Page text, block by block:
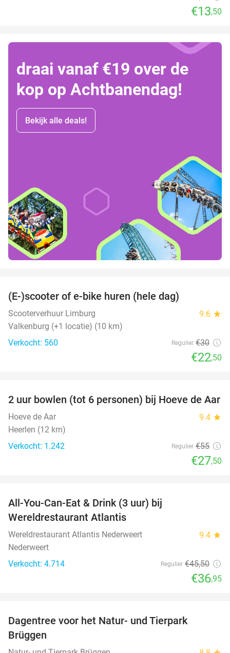
€13,50
draai vanaf €19 over de
kop op Achtbanendag!
Bekijk alle deals!
(E-)scooter of e-bike huren (hele dag)
Scooterverhuur Limburg 9.6 star
Valkenburg (+1 locatie) (10 km)
Verkocht: 560
Regulier €30
€22,50
50%
2 uur bowlen (tot 6 personen) bij Hoeve de Aar
Hoeve de Aar 9.4 star
Heerlen (12 km)
Verkocht: 1.242
Regulier €55
€27,50
All-You-Can-Eat & Drink (3 uur) bij
Wereldrestaurant Atlantis
Wereldrestaurant Atlantis Nederweert 9.4 star
Nederweert
Verkocht: 4.714
Regulier €45,50
€36,95
Dagentree voor het Natur- und Tierpark
Brüggen